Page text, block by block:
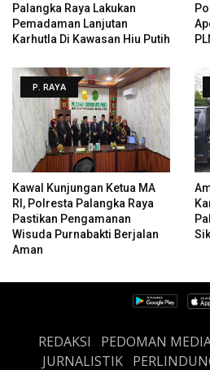
Palangka Raya Lakukan
Pemadaman Lanjutan
Karhutla Di Kawasan Hiu Putih
P. RAYA
Kawal Kunjungan Ketua MA
RI, Polresta Palangka Raya
Pastikan Pengamanan
Wisuda Purnabakti Berjalan
Aman
REDAKSI PEDOMAN
JURNALISTIK